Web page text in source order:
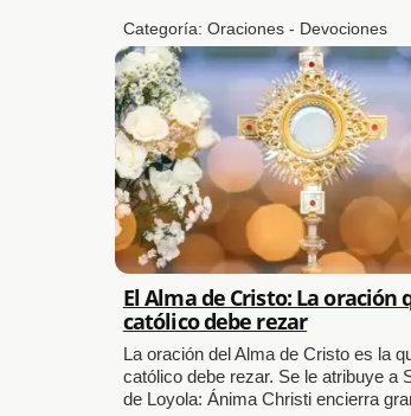
Categoría: Oraciones - Devociones
El Alma de Cristo: La oración
católico debe rezar
La oración del Alma de Cristo es la
católico debe rezar. Se le atribuye a
de Loyola: Ánima Christi encierra